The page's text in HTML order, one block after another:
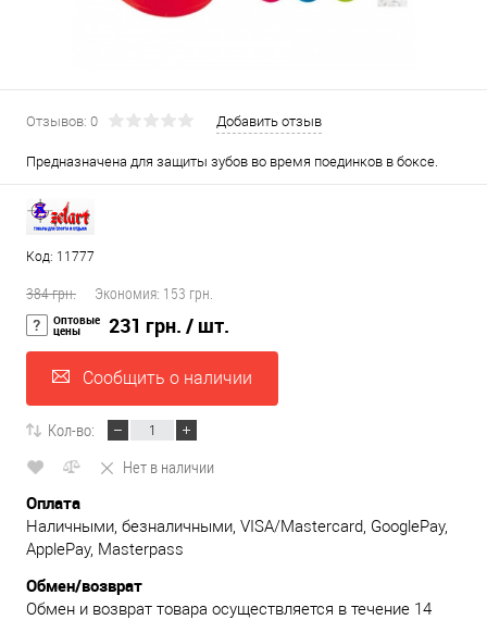
Отзывов: 0 Добавить отзыв
Предназначена для защиты зубов во время поединков в боксе.
Код: 11777
384 грн. Экономия: 153 грн.
Оптовые
цены 231 грн. / шт.
Сообщить о наличии
Кол-во:
Нет в наличии
Оплата
Наличными, безналичными, VISA/Mastercard, GooglePay,
ApplePay, Masterpass
Обмен/возврат
Обмен и возврат товара осуществляется в течение 14